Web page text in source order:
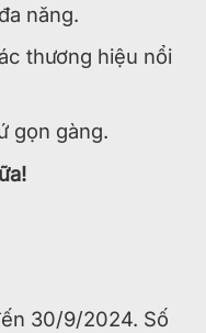
năng.
thương hiệu nổi
gọn gàng.
30/9/2024. Số